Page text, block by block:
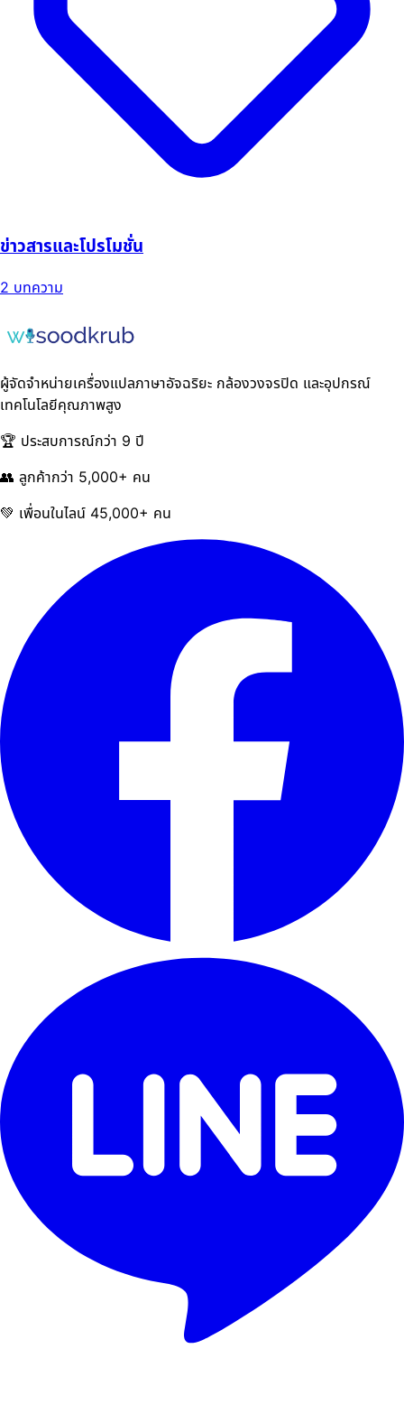
ข่าวสารและโปรโมชั่น
2 บทความ
ผู้จัดจำหน่ายเครื่องแปลภาษาอัจฉริยะ กล้องวงจรปิด และอุปกรณ์
เทคโนโลยีคุณภาพสูง
🏆 ประสบการณ์กว่า 9 ปี
👥 ลูกค้ากว่า 5,000+ คน
💚 เพื่อนในไลน์ 45,000+ คน